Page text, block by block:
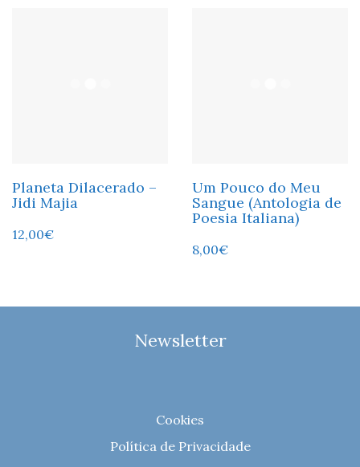
Planeta Dilacerado –
Jidi Majia
12,00€
Um Pouco do Meu
Sangue (Antologia de
Poesia Italiana)
8,00€
Newsletter
Cookies
Política de Privacidade